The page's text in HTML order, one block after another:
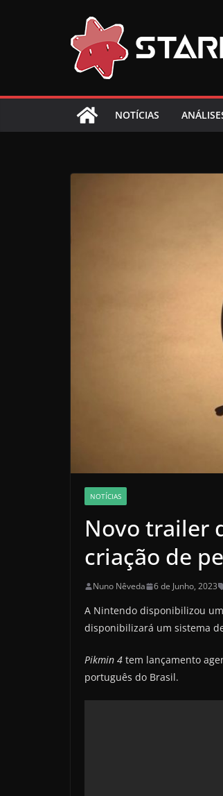
NOTÍCIAS
NOTÍCIAS
Novo trailer
criação de
Nuno Nêveda 6 de Junho, 2023
A Nintendo disponibilizou
disponibilizará um sistema
Pikmin 4 tem lançamento
português do Brasil.